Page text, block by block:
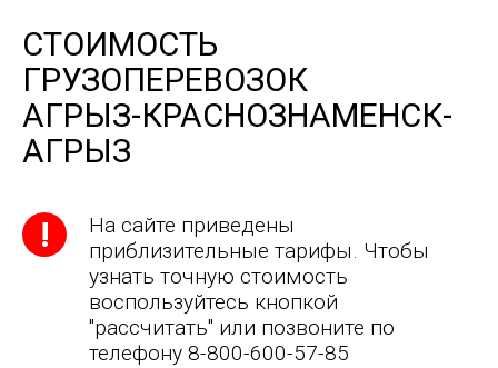
СТОИМОСТЬ
ГРУЗОПЕРЕВОЗОК
АГРЫЗ-КРАСНОЗНАМЕНСК-
АГРЫЗ
На сайте приведены
приблизительные тарифы. Чтобы
узнать точную стоимость
воспользуйтесь кнопкой
"рассчитать" или позвоните по
телефону 8-800-600-57-85